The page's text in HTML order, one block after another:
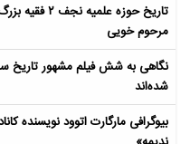
تاریخ حوزه
مرحوم خویی
نگاهی به شش فیلم مشهور تاریخ
شده‌اند
بیوگرافی مارگارت اتوود نویسنده